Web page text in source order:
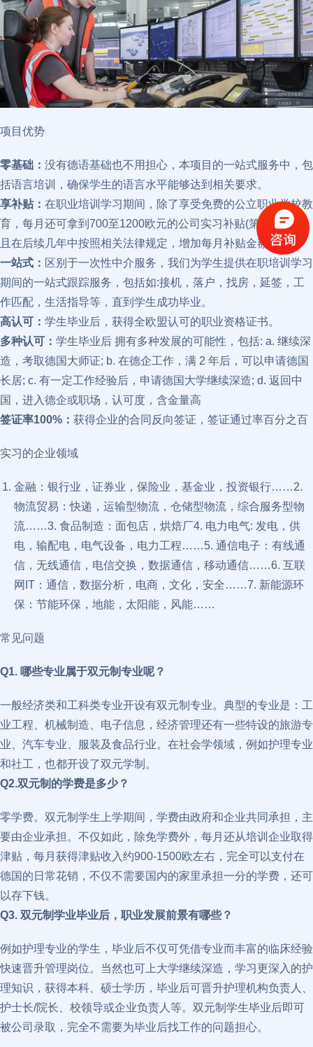
项目优势
零基础： 没有德语基础也不用担心，本项目的一站式服务中，包
括语言培训，确保学生的语言水平能够达到相关要求。
享补贴： 在职业培训学习期间，除了享受免费的公立职业学校教
育，每月还可拿到700至1200欧元的公司实习补贴(第一年)，并
且在后续几年中按照相关法律规定，增加每月补贴金额。
一站式： 区别于一次性中介服务，我们为学生提供在职培训学习
期间的一站式跟踪服务，包括如:接机，落户，找房，延签，工
作匹配，生活指导等，直到学生成功毕业。
高认可： 学生毕业后，获得全欧盟认可的职业资格证书。
多种认可： 学生毕业后 拥有多种发展的可能性，包括: a. 继续深
造，考取德国大师证; b. 在德企工作，满 2 年后，可以申请德国
长居; c. 有一定工作经验后，申请德国大学继续深造; d. 返回中
国，进入德企或职场，认可度，含金量高
签证率100%： 获得企业的合同反向签证，签证通过率百分之百
实习的企业领域
金融：银行业，证券业，保险业，基金业，投资银行……2.
物流贸易：快递，运输型物流，仓储型物流，综合服务型物
流……3. 食品制造：面包店，烘焙厂4. 电力电气: 发电，供
电，输配电，电气设备，电力工程……5. 通信电子：有线通
信，无线通信，电信交换，数据通信，移动通信……6. 互联
网IT：通信，数据分析，电商，文化，安全……7. 新能源环
保：节能环保，地能，太阳能，风能……
常见问题
Q1. 哪些专业属于双元制专业呢？
一般经济类和工科类专业开设有双元制专业。典型的专业是：工
业工程、机械制造、电子信息，经济管理还有一些特设的旅游专
业、汽车专业、服装及食品行业。在社会学领域，例如护理专业
和社工，也都开设了双元学制。
Q2.双元制的学费是多少？
零学费。双元制学生上学期间，学费由政府和企业共同承担，主
要由企业承担。不仅如此，除免学费外，每月还从培训企业取得
津贴，每月获得津贴收入约900-1500欧左右，完全可以支付在
德国的日常花销，不仅不需要国内的家里承担一分的学费，还可
以存下钱。
Q3. 双元制学业毕业后，职业发展前景有哪些？
例如护理专业的学生，毕业后不仅可凭借专业而丰富的临床经验
快速晋升管理岗位。当然也可上大学继续深造，学习更深入的护
理知识，获得本科、硕士学历，毕业后可晋升护理机构负责人、
护士长/院长、校领导或企业负责人等。双元制学生毕业后即可
被公司录取，完全不需要为毕业后找工作的问题担心。